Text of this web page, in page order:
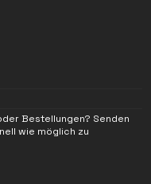
Bestellungen? Senden
wie möglich zu